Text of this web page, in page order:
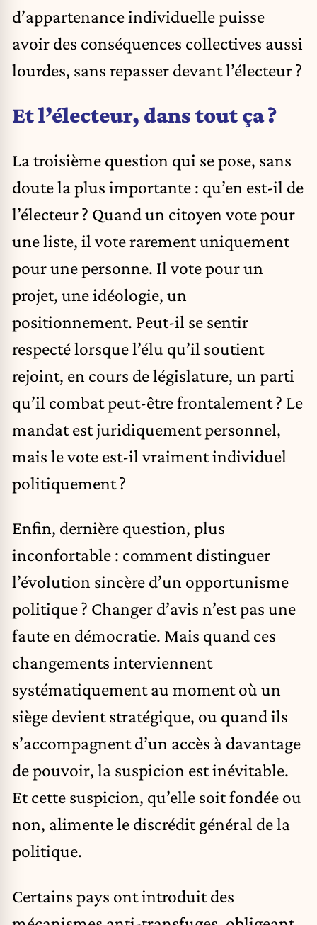
d’appartenance individuelle puisse
avoir des conséquences collectives aussi
lourdes, sans repasser devant l’électeur ?
Et l’électeur, dans tout ça ?
La troisième question qui se pose, sans
doute la plus importante : qu’en est-il de
l’électeur ? Quand un citoyen vote pour
une liste, il vote rarement uniquement
pour une personne. Il vote pour un
projet, une idéologie, un
positionnement. Peut-il se sentir
respecté lorsque l’élu qu’il soutient
rejoint, en cours de législature, un parti
qu’il combat peut-être frontalement ? Le
mandat est juridiquement personnel,
mais le vote est-il vraiment individuel
politiquement ?
Enfin, dernière question, plus
inconfortable : comment distinguer
l’évolution sincère d’un opportunisme
politique ? Changer d’avis n’est pas une
faute en démocratie. Mais quand ces
changements interviennent
systématiquement au moment où un
siège devient stratégique, ou quand ils
s’accompagnent d’un accès à davantage
de pouvoir, la suspicion est inévitable.
Et cette suspicion, qu’elle soit fondée ou
non, alimente le discrédit général de la
politique.
Certains pays ont introduit des